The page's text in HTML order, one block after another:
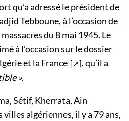
qu’a adressé le président de
Tebboune, à l’occasion de
du 8 mai 1945. Le
à l’occasion sur le dossier
et la France
, qu’il a
».
Sétif, Kherrata, Ain
villes algériennes, il y a 79 ans,